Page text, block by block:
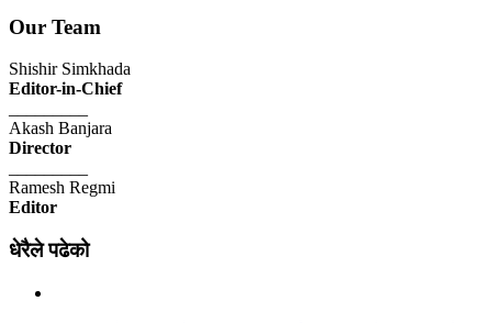
Our Team
Shishir Simkhada
Editor-in-Chief
Akash Banjara
Director
Ramesh Regmi
Editor
धेरैले पढेको